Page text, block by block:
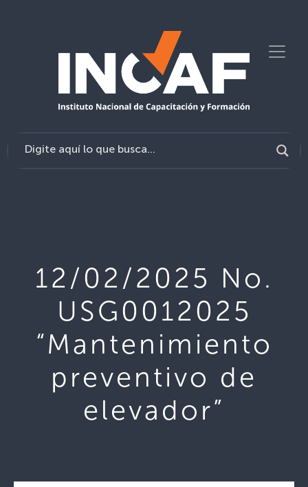
12/02/2025 No.
USG0012025
“Mantenimiento
preventivo de
elevador”